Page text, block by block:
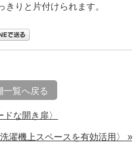
きりと片付けられます。
一覧へ戻る
な開き扉〉
濯機上スペースを有効活用〉 »